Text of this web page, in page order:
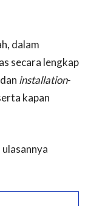
dalam
secara lengkap
installation-
kapan